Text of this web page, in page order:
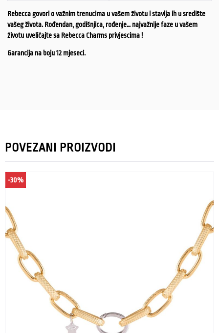
Rebecca govori o važnim trenucima u vašem životu i stavlja ih u središte
vašeg života. Rođendan, godišnjica, rođenje… najvažnije faze u vašem
životu uveličajte sa Rebecca Charms privjescima !
Garancija na boju 12 mjeseci.
POVEZANI PROIZVODI
-30%